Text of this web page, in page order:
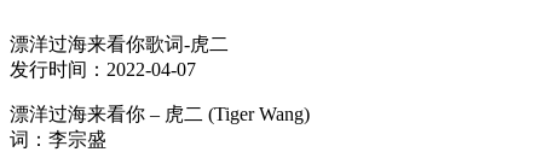
漂洋过海来看你歌词-虎二
发行时间：2022-04-07
漂洋过海来看你 – 虎二 (Tiger Wang)
词：李宗盛